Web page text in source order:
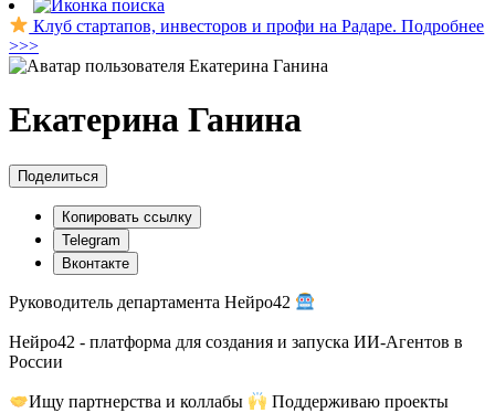
Клуб стартапов, инвесторов и профи на Радаре. Подробнее
>>>
Екатерина Ганина
Поделиться
Копировать ссылку
Telegram
Вконтакте
Руководитель департамента Нейро42
Нейро42 - платформа для создания и запуска ИИ-Агентов в
России
Ищу партнерства и коллабы Поддерживаю проекты